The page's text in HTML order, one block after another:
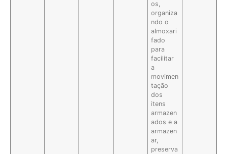
os,
organiza
ndo o
almoxari
fado
para
facilitar
a
movimen
tação
dos
itens
armazen
ados e a
armazen
ar,
preserva